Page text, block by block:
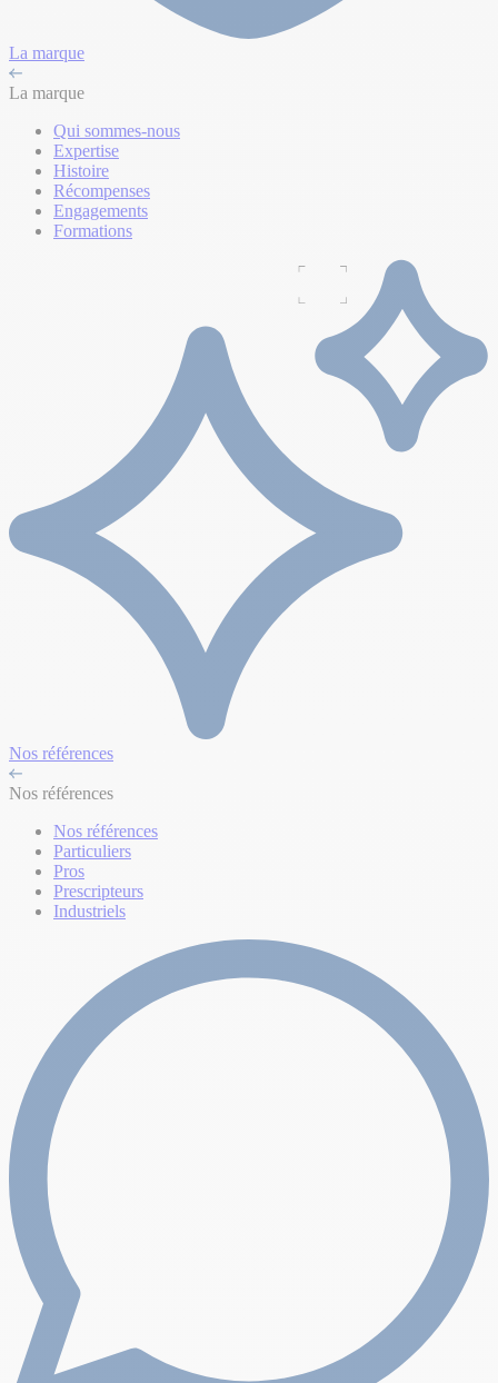
La marque
La marque
Qui sommes-nous
Expertise
Histoire
Récompenses
Engagements
Formations
Nos références
Nos références
Nos références
Particuliers
Pros
Prescripteurs
Industriels